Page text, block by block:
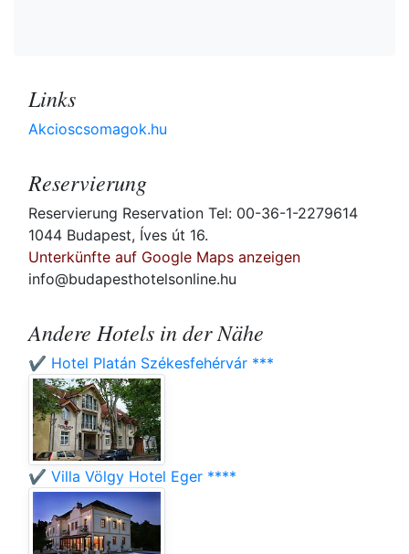
Links
Akcioscsomagok.hu
Reservierung
Reservierung Reservation Tel: 00-36-1-2279614
1044 Budapest, Íves út 16.
Unterkünfte auf Google Maps anzeigen
info@budapesthotelsonline.hu
Andere Hotels in der Nähe
✔️ Hotel Platán Székesfehérvár ***
✔️ Villa Völgy Hotel Eger ****